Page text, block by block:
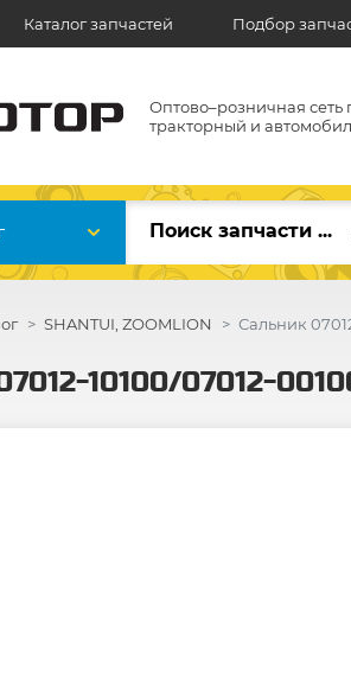
Каталог запчастей Подбор
Оптово–розничная
тракторный и
SHANTUI, ZOOMLION Сальник
10100/07012-